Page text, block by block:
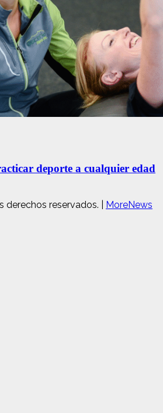
deporte a cualquier edad
reservados.
MoreNews